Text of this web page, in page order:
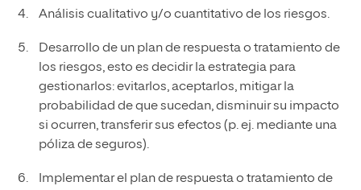
Análisis cualitativo y/o cuantitativo de los riesgos.
Desarrollo de un plan de respuesta o tratamiento de
los riesgos, esto es decidir la estrategia para
gestionarlos: evitarlos, aceptarlos, mitigar la
probabilidad de que sucedan, disminuir su impacto
si ocurren, transferir sus efectos (p. ej. mediante una
póliza de seguros).
Implementar el plan de respuesta o tratamiento de